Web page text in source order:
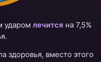
ударом лечится на 7,5%
здоровья, вместо этого